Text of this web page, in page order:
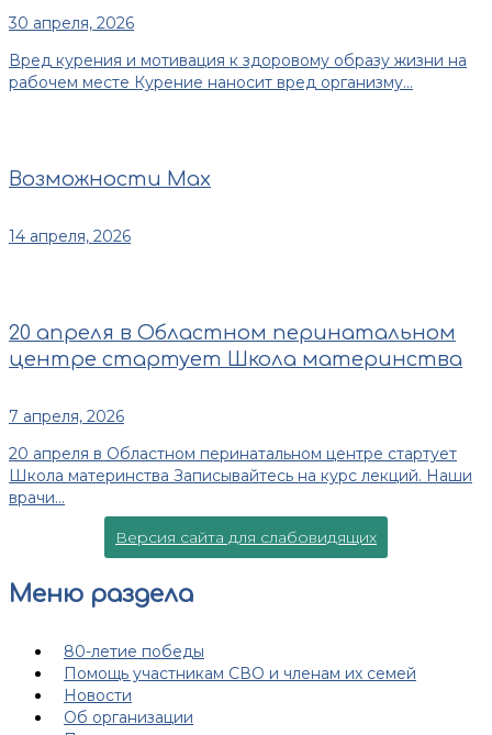
30 апреля, 2026
Вред курения и мотивация к здоровому образу жизни на
рабочем месте Курение наносит вред организму...
Возможности Max
14 апреля, 2026
20 апреля в Областном перинатальном
центре стартует Школа материнства
7 апреля, 2026
20 апреля в Областном перинатальном центре стартует
Школа материнства Записывайтесь на курс лекций. Наши
врачи...
Версия сайта для слабовидящих
Меню раздела
80-летие победы
Помощь участникам СВО и членам их семей
Новости
Об организации